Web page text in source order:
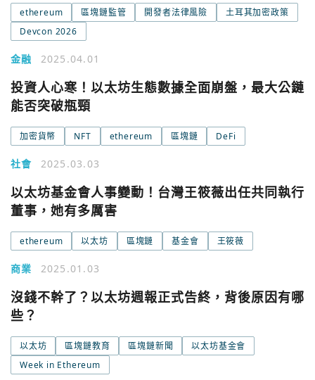
ethereum 區塊鏈監管 開發者法律風險
土耳其加密政策
Devcon 2026
金融 2025.04.01
投資人心寒！以太坊生態數據全面崩盤，最大公鏈
能否突破瓶頸
加密貨幣 NFT ethereum 區塊鏈 DeFi
社會 2025.03.03
以太坊基金會人事變動！台灣王筱薇出任共同執行
董事，她有多厲害
ethereum 以太坊 區塊鏈 基金會 王筱薇
商業 2025.01.03
沒錢不幹了？以太坊週報正式告終，背後原因有哪
些？
以太坊 區塊鏈教育 區塊鏈新聞
以太坊基金會
Week in Ethereum